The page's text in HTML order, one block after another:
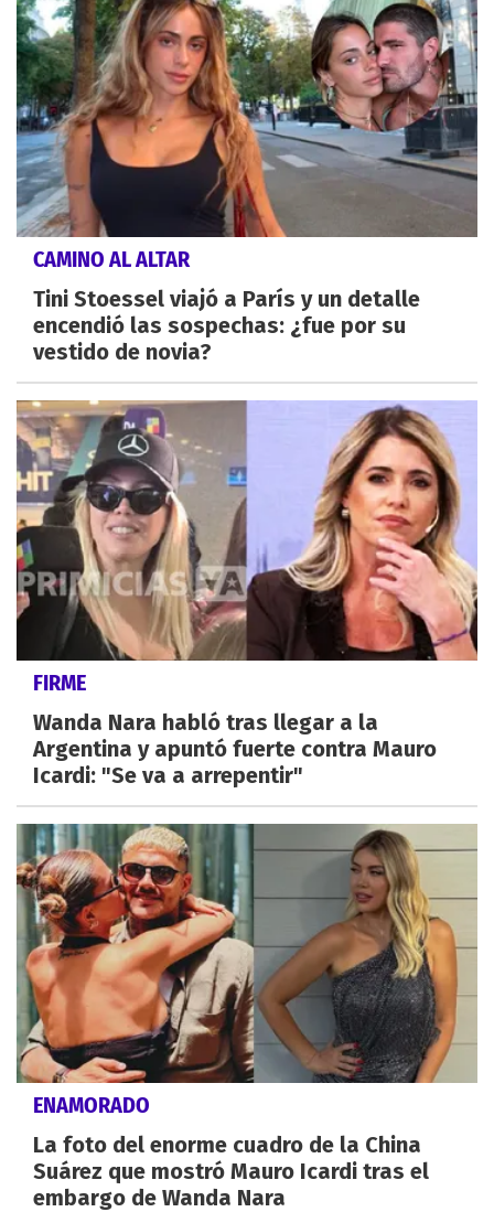
CAMINO AL ALTAR
Tini Stoessel viajó a París y un detalle
encendió las sospechas: ¿fue por su
vestido de novia?
FIRME
Wanda Nara habló tras llegar a la
Argentina y apuntó fuerte contra Mauro
Icardi: "Se va a arrepentir"
ENAMORADO
La foto del enorme cuadro de la China
Suárez que mostró Mauro Icardi tras el
embargo de Wanda Nara